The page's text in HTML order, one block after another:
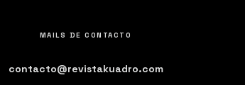
MAILS DE CONTACTO
contacto@revistakuadro.com